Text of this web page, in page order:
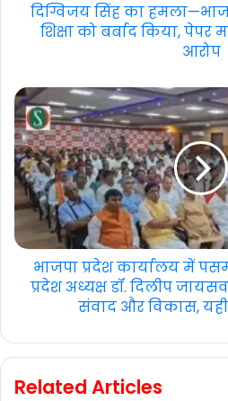
दिग्विजय सिंह का
शिक्षा को बर्बाद किया,
आरोप
भाजपा प्रदेश कार्यालय में
प्रदेश अध्यक्ष डॉ. दिलीप
संवाद और विकास,
Related Articles